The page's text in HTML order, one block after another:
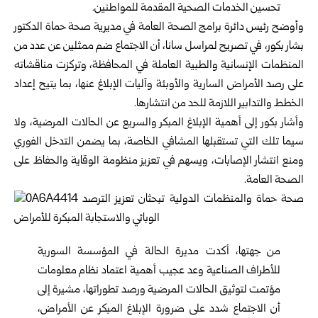
تحسين الخدمات الصحية المقدمة للمواطنين.
وأوضح رئيس دائرة برامج الصحة العامة في مديرية صحةحماة الدكتور
بشار بكور، في تصريح لمراسل سانا، أن الاجتماع ضم ممثلين عن عدد من
المنظمات الإنسانية والطبية العاملة في المحافظة، وتركزت مناقشاته
على رصد الأمراض السارية والأوبئة وآليات الإبلاغ عنها، بما يتيح إعداد
الخطط والتدابير اللازمة للحد من انتشارها.
وأشار بكور إلى أهمية الإبلاغ المبكر والسريع عن الحالات المرضية، ولا
سيما تلك التي تستقبلها المشافي الخاصة، بما يضمن التدخل الفوري
ومنع انتشار الإصابات، ويسهم في تعزيز منظومة الوقاية والحفاظ على
الصحة العامة.
من جهتها، أكدت مديرة الحالة في المؤسسة السورية
للأطراف الصناعية وعد عجيب أهمية اعتماد نظام معلومات
مؤتمت لتوثيق الحالات المرضية ورصد تطوراتها، مشيرة إلى
أن الاجتماع شدد على ضرورة الإبلاغ المبكر عن الأمراض،